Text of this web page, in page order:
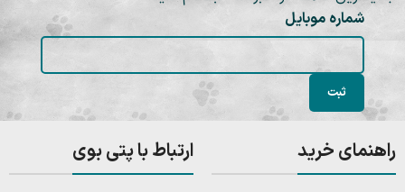
شماره موبایل
راهنمای خرید ارتباط با پتی بوی